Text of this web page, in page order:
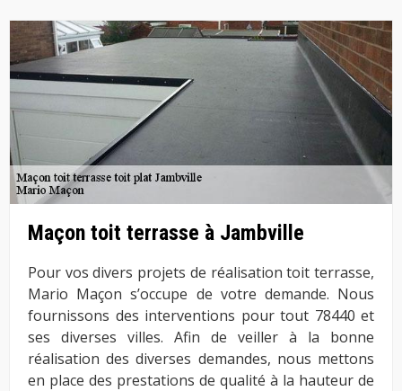
Maçon toit terrasse à Jambville
Pour vos divers projets de réalisation toit terrasse,
Mario Maçon s’occupe de votre demande. Nous
fournissons des interventions pour tout 78440 et
ses diverses villes. Afin de veiller à la bonne
réalisation des diverses demandes, nous mettons
en place des prestations de qualité à la hauteur de